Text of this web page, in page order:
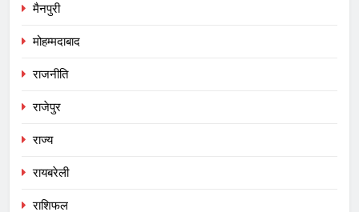
मैनपुरी
मोहम्मदाबाद
राजनीति
राजेपुर
राज्य
रायबरेली
राशिफल